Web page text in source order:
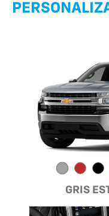
GRIS